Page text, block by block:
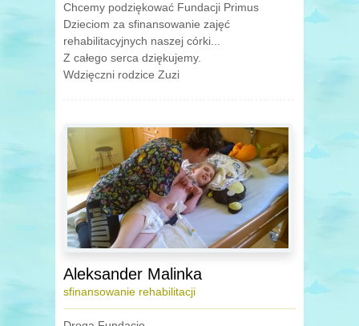
Chcemy podziękować Fundacji Primus
Dzieciom za sfinansowanie zajęć
rehabilitacyjnych naszej córki...
Z całego serca dziękujemy.
Wdzięczni rodzice Zuzi
Aleksander Malinka
sfinansowanie rehabilitacji